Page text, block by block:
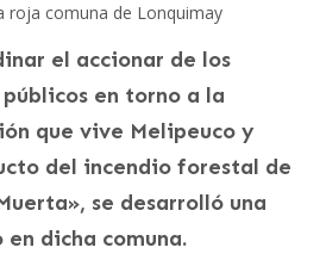
roja comuna de Lonquimay
el accionar de los
en torno a la
que vive Melipeuco y
del incendio forestal de
se desarrolló una
dicha comuna.